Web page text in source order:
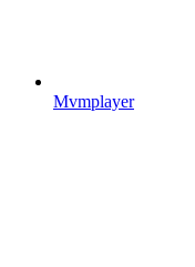
Mvmplayer